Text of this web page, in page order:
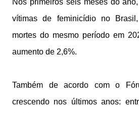
Nos primeiros seis meses do
vítimas de feminicídio no
mortes do mesmo período em
aumento de 2,6%.
Também de acordo com o
crescendo nos últimos anos: